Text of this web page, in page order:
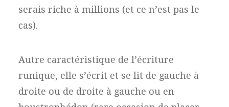
serais riche à millions (et ce n’est pas le
cas).
Autre caractéristique de l’écriture
runique, elle s’écrit et se lit de gauche à
droite ou de droite à gauche ou en